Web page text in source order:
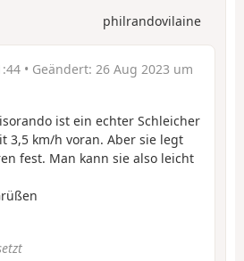
philrandovilaine
• Geändert: 26 Aug 2023 um
ist ein echter Schleicher
3,5 km/h voran. Aber sie legt
fest. Man kann sie also leicht